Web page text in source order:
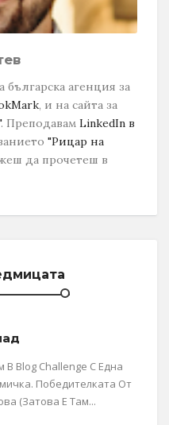
българска агенция за
, и на сайта за
. Преподавам LinkedIn в
"Рицар на
да прочетеш в
Blog Challenge С Една
Победителката От
(затова Е Там...